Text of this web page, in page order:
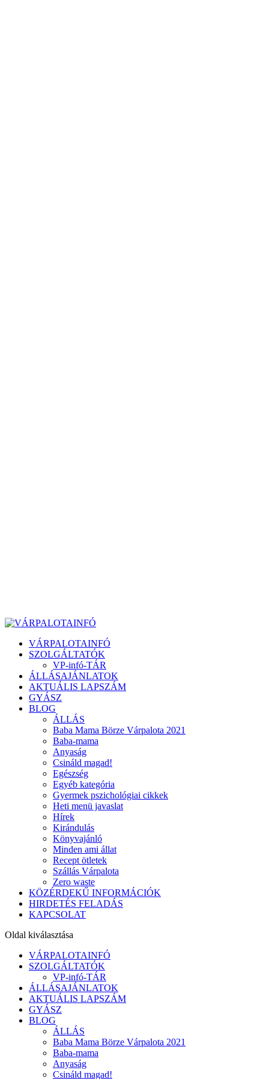
VÁRPALOTAINFÓ
SZOLGÁLTATÓK
VP-infó-TÁR
ÁLLÁSAJÁNLATOK
AKTUÁLIS LAPSZÁM
GYÁSZ
BLOG
ÁLLÁS
Baba Mama Börze Várpalota 2021
Baba-mama
Anyaság
Csináld magad!
Egészség
Egyéb kategória
Gyermek pszichológiai cikkek
Heti menü javaslat
Hírek
Kirándulás
Könyvajánló
Minden ami állat
Recept ötletek
Szállás Várpalota
Zero waste
KÖZÉRDEKŰ INFORMÁCIÓK
HIRDETÉS FELADÁS
KAPCSOLAT
Oldal kiválasztása
VÁRPALOTAINFÓ
SZOLGÁLTATÓK
VP-infó-TÁR
ÁLLÁSAJÁNLATOK
AKTUÁLIS LAPSZÁM
GYÁSZ
BLOG
ÁLLÁS
Baba Mama Börze Várpalota 2021
Baba-mama
Anyaság
Csináld magad!